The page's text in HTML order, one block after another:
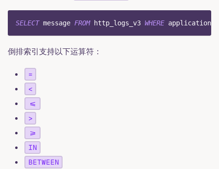
SELECT message FROM http_logs_v3 WHERE application
倒排索引支持以下运算符：
=
<
<=
>
>=
IN
BETWEEN